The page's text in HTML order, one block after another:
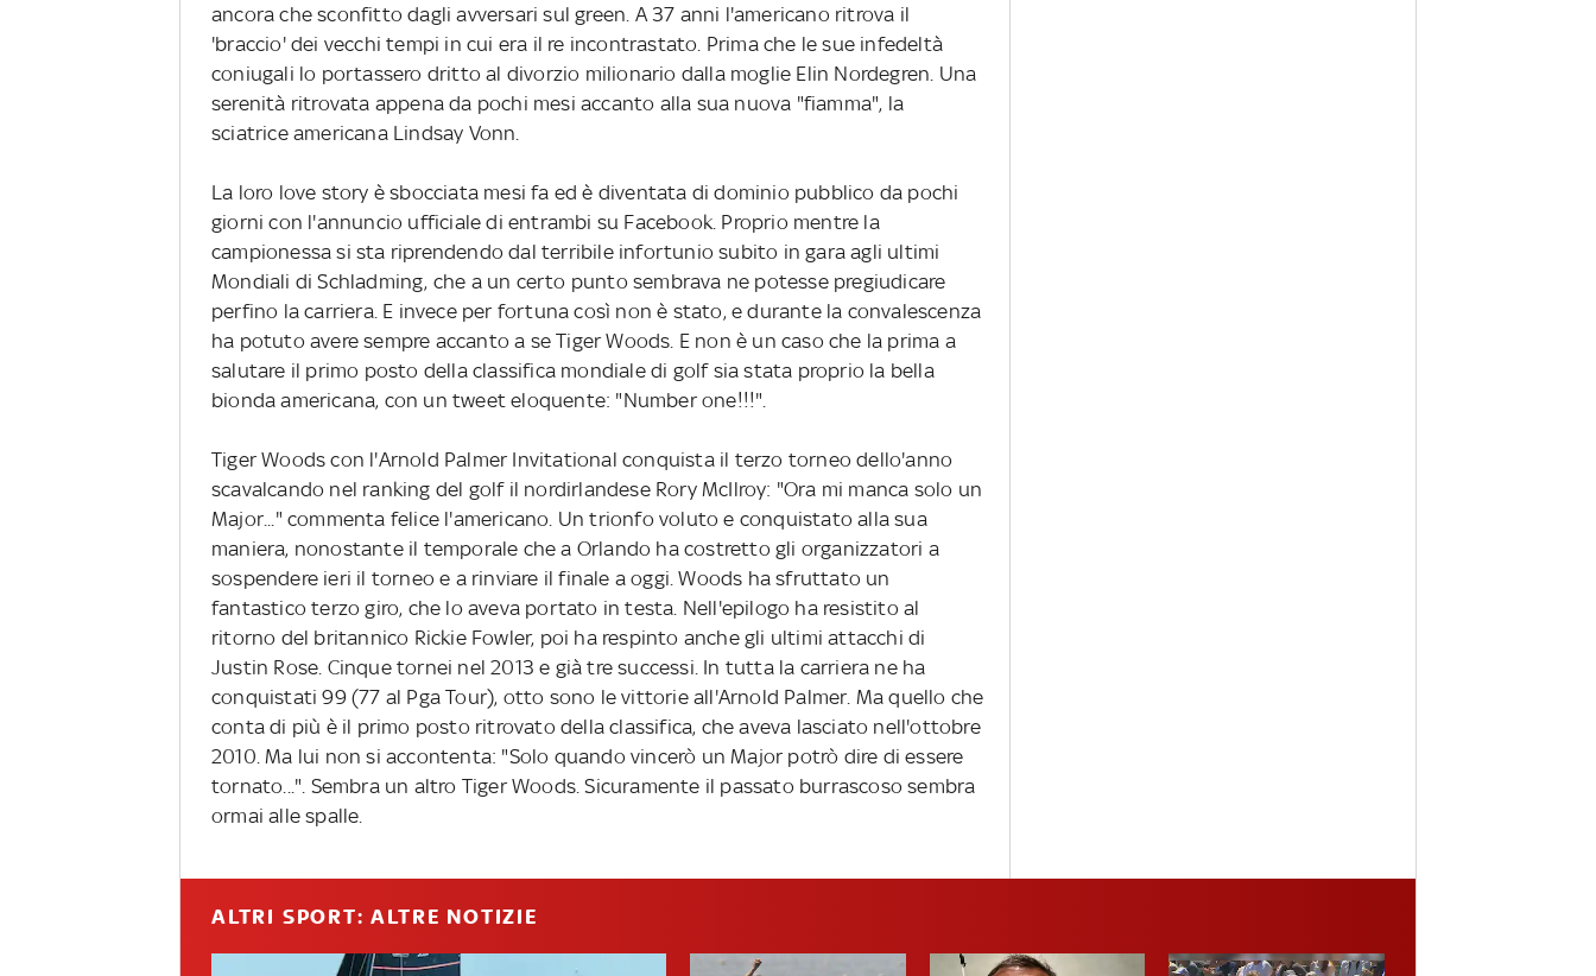
ancora che sconfitto dagli avversari sul green. A 37 anni l'americano ritrova il
'braccio' dei vecchi tempi in cui era il re incontrastato. Prima che le sue infedeltà
coniugali lo portassero dritto al divorzio milionario dalla moglie Elin Nordegren. Una
serenità ritrovata appena da pochi mesi accanto alla sua nuova "fiamma", la
sciatrice americana Lindsay Vonn.
La loro love story è sbocciata mesi fa ed è diventata di dominio pubblico da pochi
giorni con l'annuncio ufficiale di entrambi su Facebook. Proprio mentre la
campionessa si sta riprendendo dal terribile infortunio subito in gara agli ultimi
Mondiali di Schladming, che a un certo punto sembrava ne potesse pregiudicare
perfino la carriera. E invece per fortuna così non è stato, e durante la convalescenza
ha potuto avere sempre accanto a se Tiger Woods. E non è un caso che la prima a
salutare il primo posto della classifica mondiale di golf sia stata proprio la bella
bionda americana, con un tweet eloquente: "Number one!!!".
Tiger Woods con l'Arnold Palmer Invitational conquista il terzo torneo dello'anno
scavalcando nel ranking del golf il nordirlandese Rory McIlroy: "Ora mi manca solo un
Major..." commenta felice l'americano. Un trionfo voluto e conquistato alla sua
maniera, nonostante il temporale che a Orlando ha costretto gli organizzatori a
sospendere ieri il torneo e a rinviare il finale a oggi. Woods ha sfruttato un
fantastico terzo giro, che lo aveva portato in testa. Nell'epilogo ha resistito al
ritorno del britannico Rickie Fowler, poi ha respinto anche gli ultimi attacchi di
Justin Rose. Cinque tornei nel 2013 e già tre successi. In tutta la carriera ne ha
conquistati 99 (77 al Pga Tour), otto sono le vittorie all'Arnold Palmer. Ma quello che
conta di più è il primo posto ritrovato della classifica, che aveva lasciato nell'ottobre
2010. Ma lui non si accontenta: "Solo quando vincerò un Major potrò dire di essere
tornato...". Sembra un altro Tiger Woods. Sicuramente il passato burrascoso sembra
ormai alle spalle.
ALTRI SPORT: ALTRE NOTIZIE